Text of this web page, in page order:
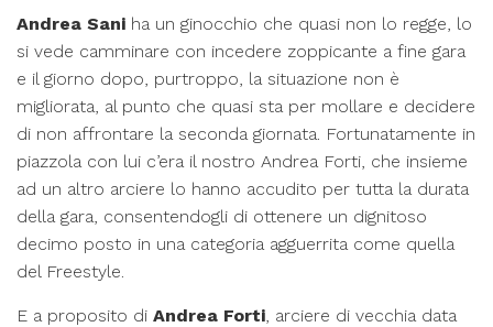
Andrea Sani ha un ginocchio che quasi non lo regge, lo
si vede camminare con incedere zoppicante a fine gara
e il giorno dopo, purtroppo, la situazione non è
migliorata, al punto che quasi sta per mollare e decidere
di non affrontare la seconda giornata. Fortunatamente in
piazzola con lui c’era il nostro Andrea Forti, che insieme
ad un altro arciere lo hanno accudito per tutta la durata
della gara, consentendogli di ottenere un dignitoso
decimo posto in una categoria agguerrita come quella
del Freestyle.
E a proposito di Andrea Forti, arciere di vecchia data